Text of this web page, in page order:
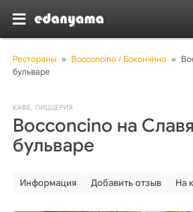
Рестораны » Bocconcino / Бокончино »
бульваре
КАФЕ, ПИЦЦЕРИЯ
Bocconcino на
бульваре
Информация Добавить отзыв На